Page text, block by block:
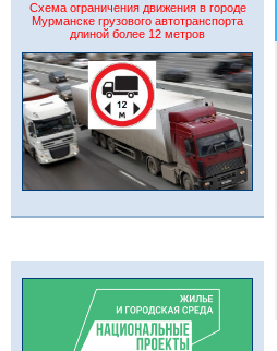
Схема ограничения движения в городе
Мурманске грузового автотранспорта
длиной более 12 метров